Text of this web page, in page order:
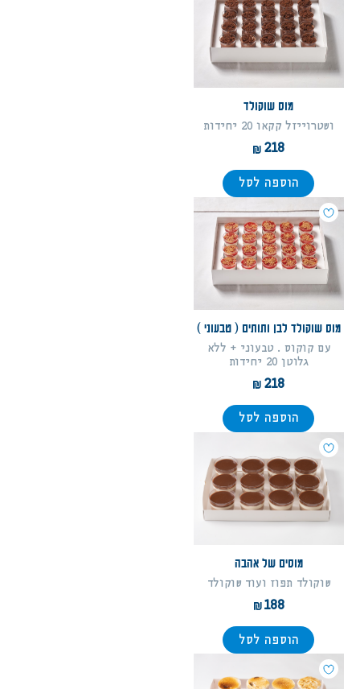
מוס שוקולד
ושטרוייזל קקאו 20 יחידות
218
הוספה לסל
מוס שוקולד לבן ותותים ( טבעוני )
עם קוקוס . טבעוני + ללא
גלוטן 20 יחידות
218
הוספה לסל
מוסים של אהבה
שוקולד תפוז ועוד שוקולד
188
הוספה לסל